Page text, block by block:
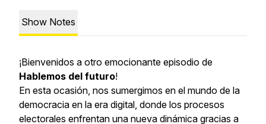
Show Notes
¡Bienvenidos a otro emocionante episodio de
Hablemos del futuro!
En esta ocasión, nos sumergimos en el mundo de la
democracia en la era digital, donde los procesos
electorales enfrentan una nueva dinámica gracias a